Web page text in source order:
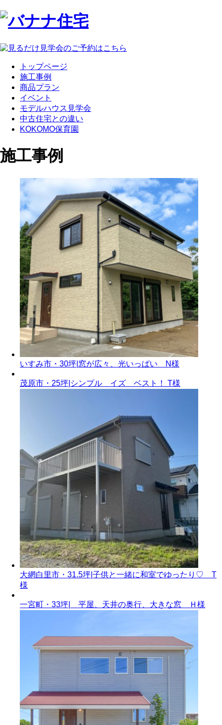
トップページ
施工事例
商品プラン
イベント
モデルハウス見学会
中古住宅との違い
KOKOMO保育園
施工事例
いすみ市・30坪|窓が広々、光いっぱい N様
茂原市・25坪|シンプル イズ ベスト！ T様
大網白里市・31.5坪|子供と一緒に和室でゆったり♡ T
様
一宮町・33坪| 平屋、天井の奥行、大きな窓 Ｈ様